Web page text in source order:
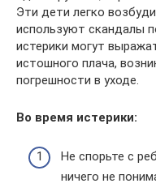
Эти дети легко
используют скандалы
истерики могут
истошного плача,
погрешности в уходе.
Во время истерики:
Не спорьте с
ничего не